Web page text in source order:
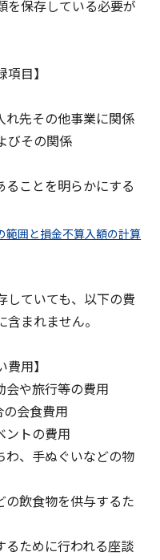
を保存している必要が
項目】
れ先その他事業に関係
びその関係
ることを明らかにする
囲と損金不算入額の計算
していても、以下の費
まれません。
費用】
会や旅行等の費用
の会食費用
ントの費用
わ、手ぬぐいなどの物
の飲食物を供与するた
るために行われる座談